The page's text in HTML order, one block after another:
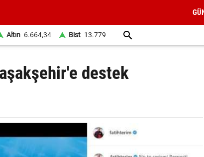
Altın 6.664,34 Bist 13.779
destek